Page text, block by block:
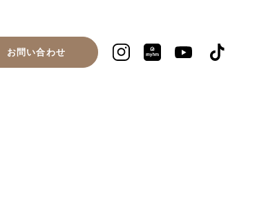
お問い合わせ